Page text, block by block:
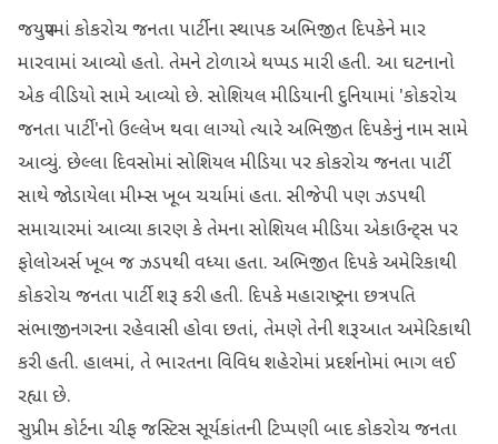
જયપુરમાં કોકરોચ જનતા પાર્ટીના સ્થાપક અભિજીત દિપકેને માર
મારવામાં આવ્યો હતો. તેમને ટોળાએ થપ્પડ મારી હતી. આ ઘટનાનો
એક વીડિયો સામે આવ્યો છે. સોશિયલ મીડિયાની દુનિયામાં 'કોકરોચ
જનતા પાર્ટી'નો ઉલ્લેખ થવા લાગ્યો ત્યારે અભિજીત દિપકેનું નામ સામે
આવ્યું. છેલ્લા દિવસોમાં સોશિયલ મીડિયા પર કોકરોચ જનતા પાર્ટી
સાથે જોડાયેલા મીમ્સ ખૂબ ચર્ચામાં હતા. સીજેપી પણ ઝડપથી
સમાચારમાં આવ્યા કારણ કે તેમના સોશિયલ મીડિયા એકાઉન્ટ્સ પર
ફોલોઅર્સ ખૂબ જ ઝડપથી વધ્યા હતા. અભિજીત દિપકે અમેરિકાથી
કોકરોચ જનતા પાર્ટી શરૂ કરી હતી. દિપકે મહારાષ્ટ્રના છત્રપતિ
સંભાજીનગરના રહેવાસી હોવા છતાં, તેમણે તેની શરૂઆત અમેરિકાથી
કરી હતી. હાલમાં, તે ભારતના વિવિધ શહેરોમાં પ્રદર્શનોમાં ભાગ લઈ
રહ્યા છે.
સુપ્રીમ કોર્ટના ચીફ જસ્ટિસ સૂર્યકાંતની ટિપ્પણી બાદ કોકરોચ જનતા